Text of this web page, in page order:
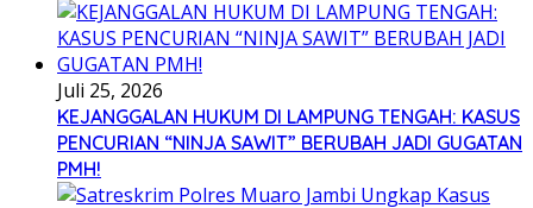
Juli 25, 2026
KEJANGGALAN HUKUM DI LAMPUNG TENGAH: KASUS
PENCURIAN “NINJA SAWIT” BERUBAH JADI GUGATAN
PMH!